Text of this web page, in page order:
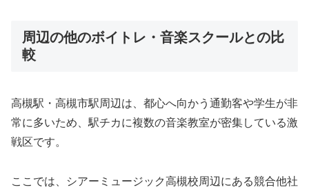
周辺の他のボイトレ・音楽スクールとの比
較
高槻駅・高槻市駅周辺は、都心へ向かう通勤客や学生が非
常に多いため、駅チカに複数の音楽教室が密集している激
戦区です。
ここでは、シアーミュージック高槻校周辺にある競合他社